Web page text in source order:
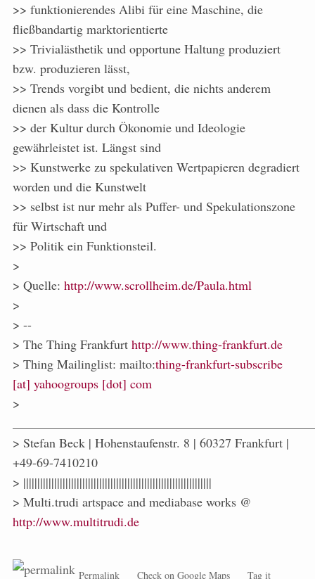
>> funktionierendes Alibi für eine Maschine, die
fließbandartig marktorientierte
>> Trivialästhetik und opportune Haltung produziert
bzw. produzieren lässt,
>> Trends vorgibt und bedient, die nichts anderem
dienen als dass die Kontrolle
>> der Kultur durch Ökonomie und Ideologie
gewährleistet ist. Längst sind
>> Kunstwerke zu spekulativen Wertpapieren degradiert
worden und die Kunstwelt
>> selbst ist nur mehr als Puffer- und Spekulationszone
für Wirtschaft und
>> Politik ein Funktionsteil.
>
> Quelle: http://www.scrollheim.de/Paula.html
>
> --
> The Thing Frankfurt http://www.thing-frankfurt.de
> Thing Mailinglist: mailto:thing-frankfurt-subscribe
[at] yahoogroups [dot] com
>
> Stefan Beck | Hohenstaufenstr. 8 | 60327 Frankfurt |
+49-69-7410210
> |||||||||||||||||||||||||||||||||||||||||||||||||||||||||||||||||||
> Multi.trudi artspace and mediabase works @
http://www.multitrudi.de
Permalink Check on Google Maps Tag it